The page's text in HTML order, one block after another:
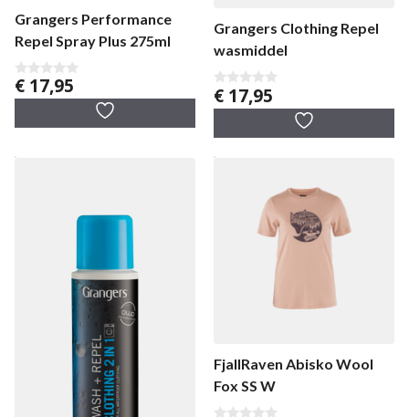
Grangers Performance
Repel Spray Plus 275ml
0
v
€ 17,95
Grangers Clothing Repel
wasmiddel
0
v
5
€ 17,95
FjallRaven Abisko Wool
Fox SS W